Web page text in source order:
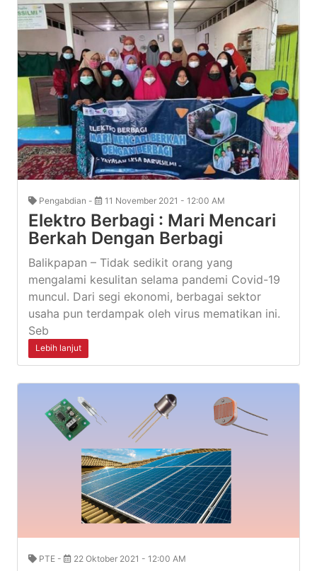
Pengabdian - 11 November 2021 - 12:00 AM
Elektro Berbagi : Mari Mencari
Berkah Dengan Berbagi
Balikpapan – Tidak sedikit orang yang
mengalami kesulitan selama pandemi Covid-19
muncul. Dari segi ekonomi, berbagai sektor
usaha pun terdampak oleh virus mematikan ini.
Seb
Lebih lanjut
PTE - 22 Oktober 2021 - 12:00 AM